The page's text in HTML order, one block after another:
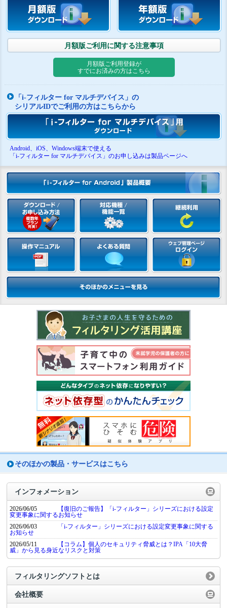
月額版ご利用に関する注意事項
月額版ご利用登録が
すでにお済みの方はこちら
「i-フィルター for マルチデバイス」の
シリアルIDでご利用の方はこちらから
Android、iOS、Windows端末で使える
「i-フィルター for マルチデバイス」のお申し込みは製品ページへ
そのほかの製品・サービスはこちら
インフォメーション
2026/06/05
【復旧のご報告】「i-フィルター」シリーズにおける設定
変更事象に関するお知らせ
2026/06/03
「i-フィルター」シリーズにおける設定変更事象に関する
お知らせ
2026/05/11
【コラム】個人のセキュリティ脅威とは？IPA「10大脅
威」から見る身近なリスクと対策
フィルタリングソフトとは
会社概要